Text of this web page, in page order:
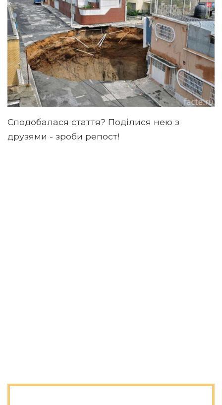
Сподобалася стаття? Поділися нею з
друзями - зроби репост!